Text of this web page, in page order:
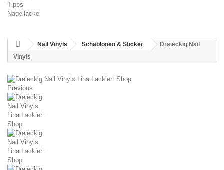
Tipps
Nagellacke
Nail Vinyls Schablonen & Sticker
Dreieckig Nail
Vinyls
Previous